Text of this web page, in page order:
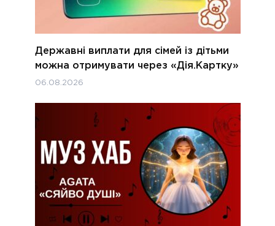
Державні виплати для сімей із дітьми
можна отримувати через «Дія.Картку»
06.08.2026